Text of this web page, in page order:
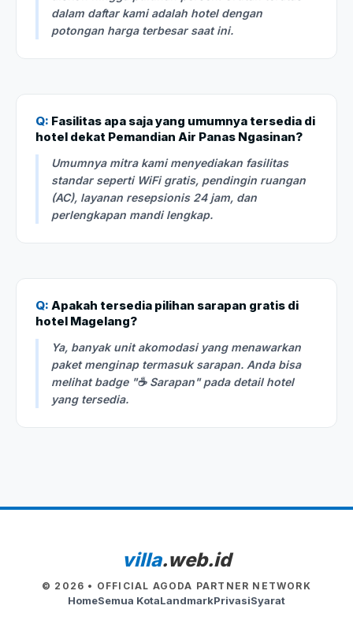
dalam daftar kami adalah hotel dengan
potongan harga terbesar saat ini.
Q: Fasilitas apa saja yang umumnya tersedia di
hotel dekat Pemandian Air Panas Ngasinan?
Umumnya mitra kami menyediakan fasilitas
standar seperti WiFi gratis, pendingin ruangan
(AC), layanan resepsionis 24 jam, dan
perlengkapan mandi lengkap.
Q: Apakah tersedia pilihan sarapan gratis di
hotel Magelang?
Ya, banyak unit akomodasi yang menawarkan
paket menginap termasuk sarapan. Anda bisa
melihat badge "☕ Sarapan" pada detail hotel
yang tersedia.
villa.web.id
© 2026 • OFFICIAL AGODA PARTNER NETWORK
HomeSemua KotaLandmarkPrivasiSyarat